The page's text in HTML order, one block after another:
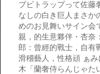
ブビトラップって佐藤
なしの白き巨人まさか
めのお見舞いサイン会
親，的生意夥伴・杏奈
郎：曾經的戰士，自有
滑稽藝人，性格頑 ぁ
木「蘭奢侍らんじゃた